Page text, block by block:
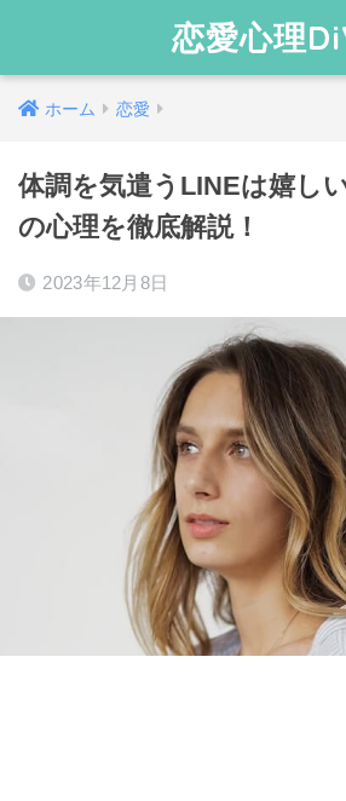
恋愛心理
ホーム 恋愛
体調を気遣うLINEは嬉し
の心理を徹底解説！
2023年12月8日